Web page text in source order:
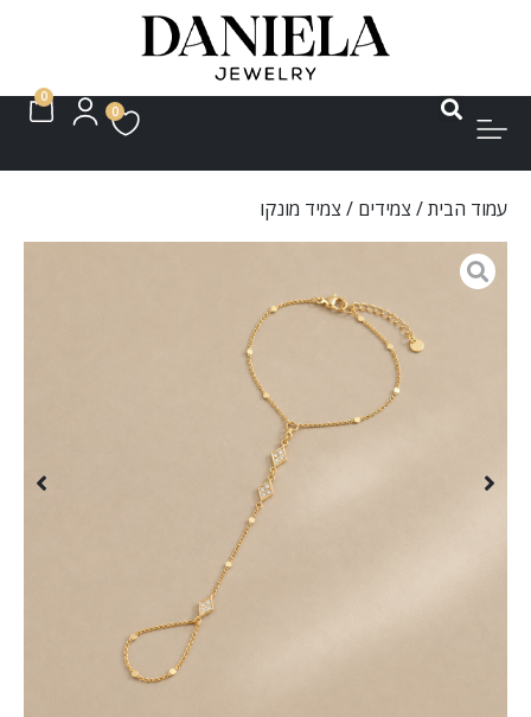
0
0
עמוד הבית/ צמידים / צמיד מונקו